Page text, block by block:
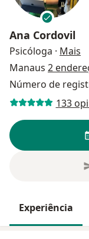
Ana Cordovil
Psicóloga · Mais
Manaus 2
Número de
133
Experiência